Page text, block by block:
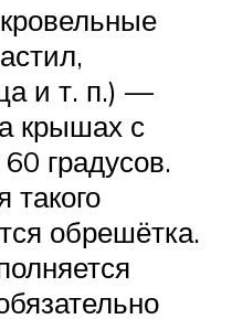
и т. п.) —
крышах с
градусов.
обрешётка.